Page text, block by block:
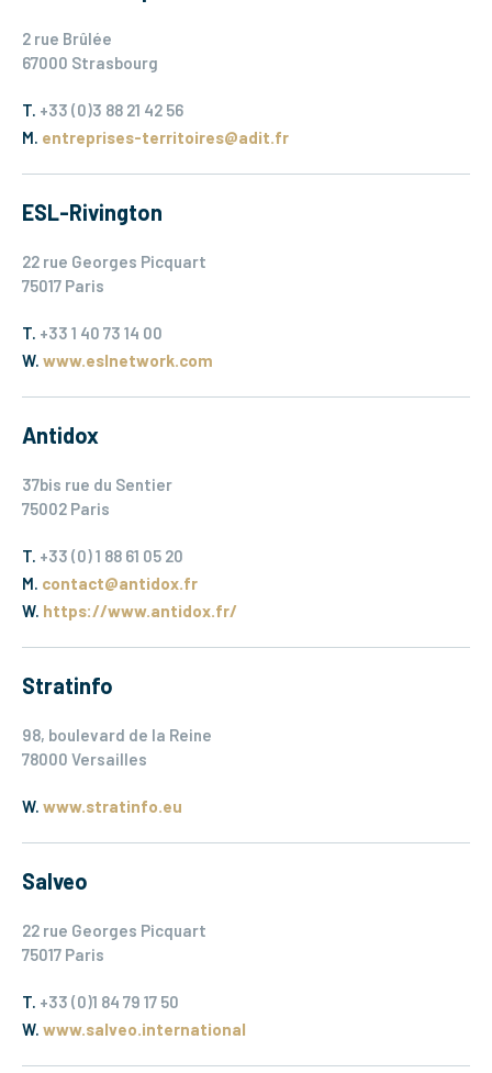
2 rue Brûlée
67000 Strasbourg
T. +33 (0)3 88 21 42 56
M. entreprises-territoires@adit.fr
ESL-Rivington
22 rue Georges Picquart
75017 Paris
T. +33 1 40 73 14 00
W. www.eslnetwork.com
Antidox
37bis rue du Sentier
75002 Paris
T. +33 (0) 1 88 61 05 20
M. contact@antidox.fr
W. https://www.antidox.fr/
Stratinfo
98, boulevard de la Reine
78000 Versailles
W. www.stratinfo.eu
Salveo
22 rue Georges Picquart
75017 Paris
T. +33 (0)1 84 79 17 50
W. www.salveo.international